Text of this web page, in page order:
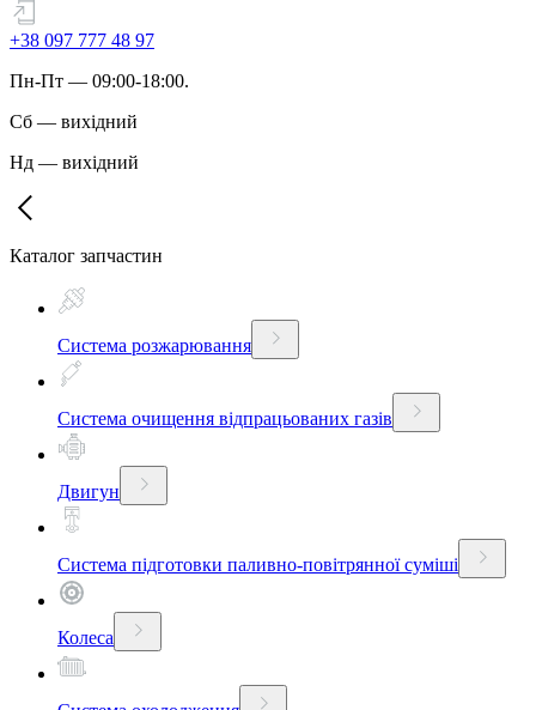
+38 097 777 48 97
Пн-Пт — 09:00-18:00.
Сб — вихідний
Нд — вихідний
Каталог запчастин
Система розжарювання
Система очищення відпрацьованих газів
Двигун
Система підготовки паливно-повітрянної суміші
Колеса